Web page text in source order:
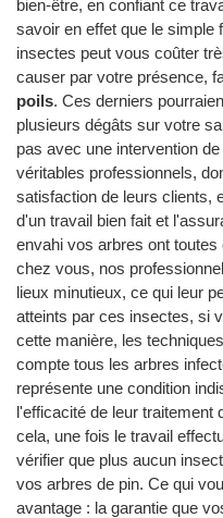
bien-être, en confiant ce
savoir en effet que le simple
insectes peut vous coûter
causer par votre présence,
poils. Ces derniers
plusieurs dégâts sur votre
pas avec une intervention
véritables professionnels,
satisfaction de leurs clients,
d'un travail bien fait et
envahi vos arbres ont
chez vous, nos
lieux minutieux, ce qui leur
atteints par ces insectes, si
cette manière, les
compte tous les arbres
représente une condition
l'efficacité de leur traitement
cela, une fois le travail
vérifier que plus aucun
vos arbres de pin. Ce qui
avantage : la garantie que